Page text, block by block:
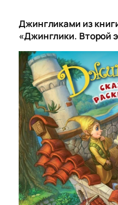
Джингликами из
«Джинглики. Второй